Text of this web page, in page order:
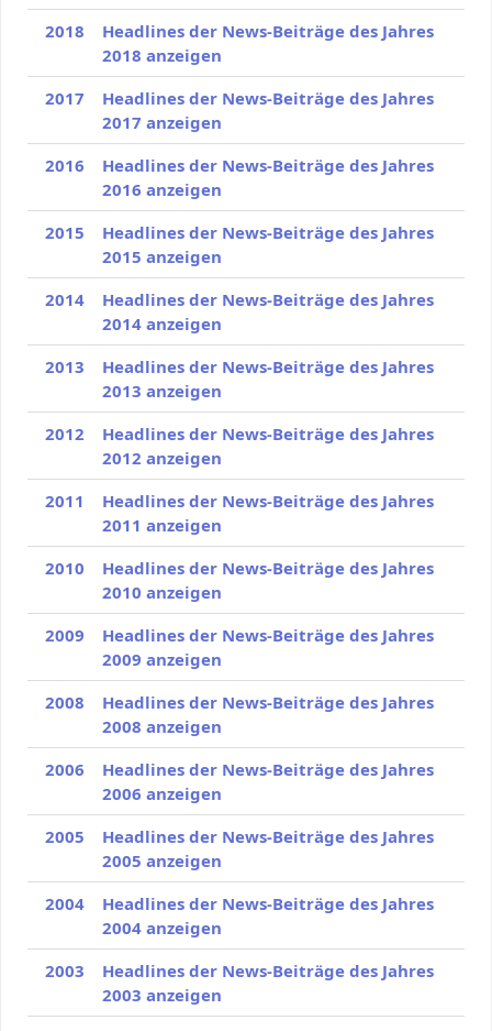
2018
Headlines der News-Beiträge des Jahres
2018 anzeigen
2017
Headlines der News-Beiträge des Jahres
2017 anzeigen
2016
Headlines der News-Beiträge des Jahres
2016 anzeigen
2015
Headlines der News-Beiträge des Jahres
2015 anzeigen
2014
Headlines der News-Beiträge des Jahres
2014 anzeigen
2013
Headlines der News-Beiträge des Jahres
2013 anzeigen
2012
Headlines der News-Beiträge des Jahres
2012 anzeigen
2011
Headlines der News-Beiträge des Jahres
2011 anzeigen
2010
Headlines der News-Beiträge des Jahres
2010 anzeigen
2009
Headlines der News-Beiträge des Jahres
2009 anzeigen
2008
Headlines der News-Beiträge des Jahres
2008 anzeigen
2006
Headlines der News-Beiträge des Jahres
2006 anzeigen
2005
Headlines der News-Beiträge des Jahres
2005 anzeigen
2004
Headlines der News-Beiträge des Jahres
2004 anzeigen
2003
Headlines der News-Beiträge des Jahres
2003 anzeigen